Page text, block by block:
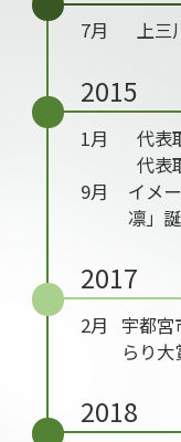
7月 上三
2015
1月
代表
代表
9月
イメ
凛」
2017
2月
宇都宮
らり
2018